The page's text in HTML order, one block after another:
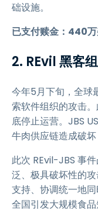
础设施。
已支付赎金：440
2. REvil 黑客
今年5月下旬，全球
索软件组织的攻击
底停止运营。JBS
牛肉供应链造成破
此次 REvil-JBS 事
泛、极具破坏性的
支持、协调统一地
全国引发大规模食品